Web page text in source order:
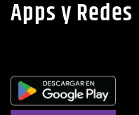
Apps y Redes